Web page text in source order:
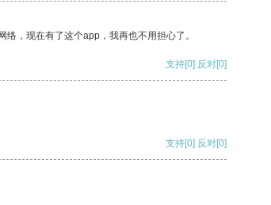
，现在有了这个app，我再也不用担心了。
支持[0] 反对[0]
支持[0] 反对[0]